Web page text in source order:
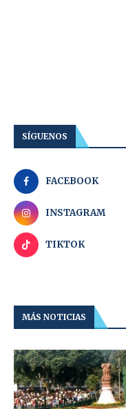
SÍGUENOS
FACEBOOK
INSTAGRAM
TIKTOK
MÁS NOTICIAS